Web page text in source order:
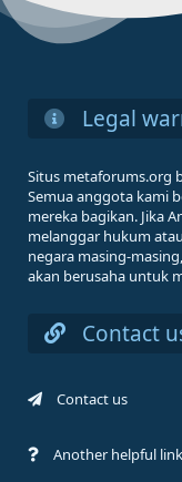
Legal
Situs metaforums.org
Semua anggota kami
mereka bagikan. Jika
melanggar hukum
negara masing-
akan berusaha untuk
Contact
Contact us
Another helpful link